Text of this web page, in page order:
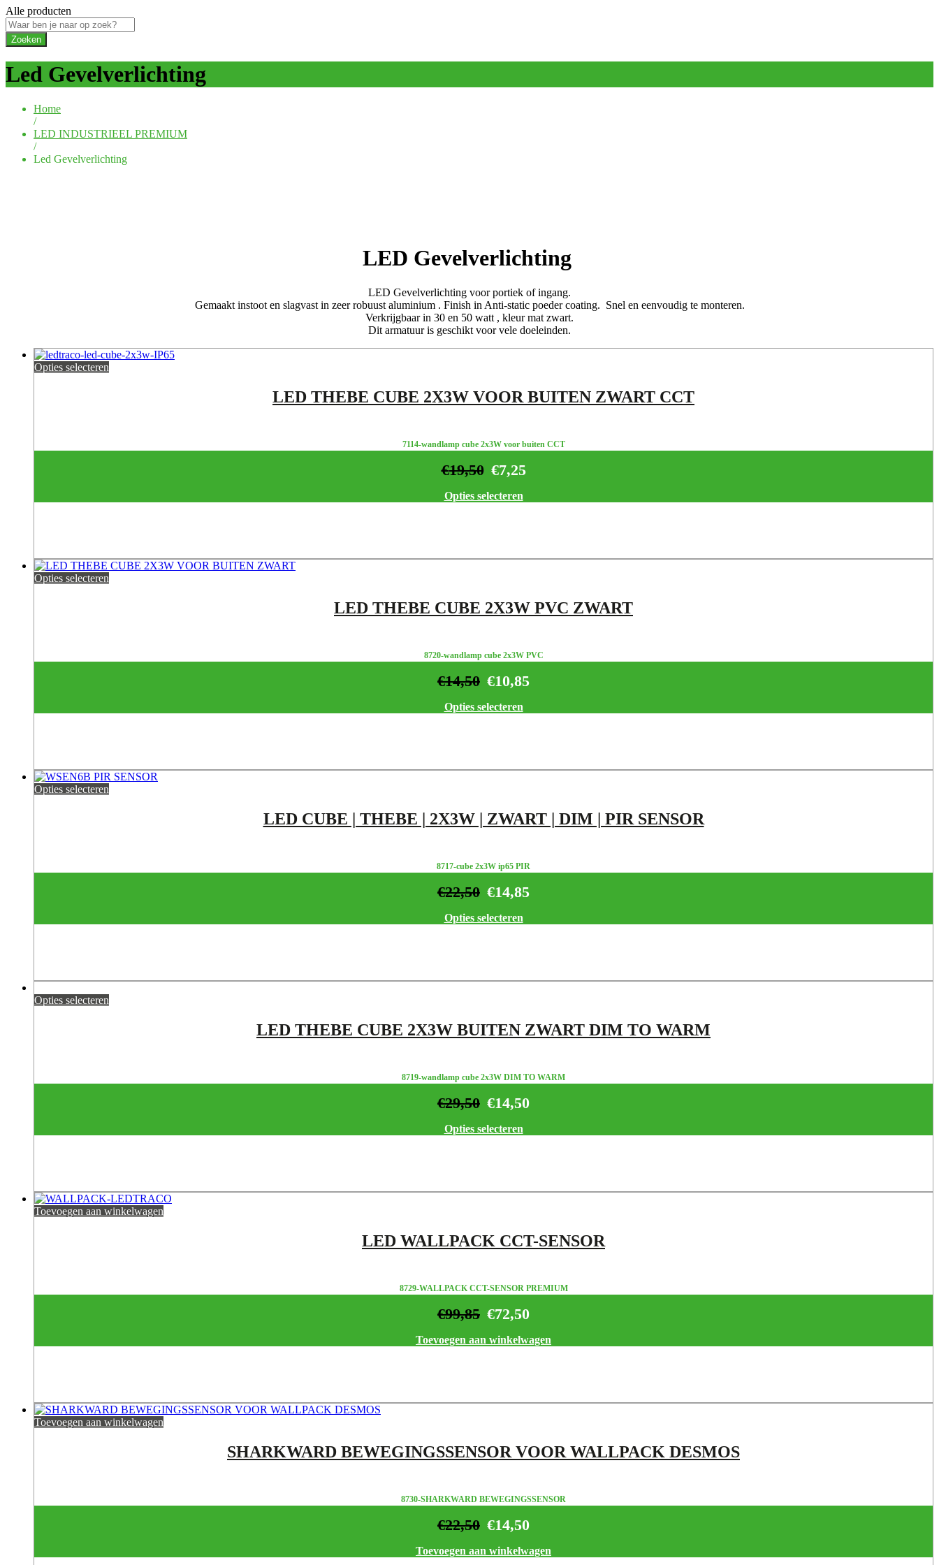
Alle producten
Zoeken
Led Gevelverlichting
Home
/
LED INDUSTRIEEL PREMIUM
/
Led Gevelverlichting
LED Gevelverlichting
LED Gevelverlichting voor portiek of ingang.
Gemaakt instoot en slagvast in zeer robuust aluminium . Finish in Anti-static poeder coating. Snel en eenvoudig te monteren.
Verkrijgbaar in 30 en 50 watt , kleur mat zwart.
Dit armatuur is geschikt voor vele doeleinden.
Opties selecteren
LED THEBE CUBE 2X3W VOOR BUITEN ZWART CCT
7114-wandlamp cube 2x3W voor buiten CCT
€7,25
€19,50
Opties selecteren
Opties selecteren
LED THEBE CUBE 2X3W PVC ZWART
8720-wandlamp cube 2x3W PVC
€10,85
€14,50
Opties selecteren
Opties selecteren
LED CUBE | THEBE | 2X3W | ZWART | DIM | PIR SENSOR
8717-cube 2x3W ip65 PIR
€14,85
€22,50
Opties selecteren
Opties selecteren
LED THEBE CUBE 2X3W BUITEN ZWART DIM TO WARM
8719-wandlamp cube 2x3W DIM TO WARM
€14,50
€29,50
Opties selecteren
Toevoegen aan winkelwagen
LED WALLPACK CCT-SENSOR
8729-WALLPACK CCT-SENSOR PREMIUM
€72,50
€99,85
Toevoegen aan winkelwagen
Toevoegen aan winkelwagen
SHARKWARD BEWEGINGSSENSOR VOOR WALLPACK DESMOS
8730-SHARKWARD BEWEGINGSSENSOR
€14,50
€22,50
Toevoegen aan winkelwagen